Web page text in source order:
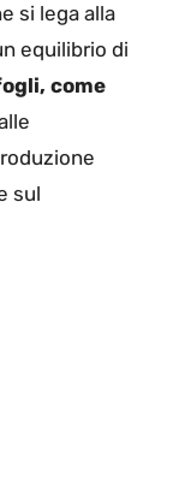
si lega alla
equilibrio di
come
sul